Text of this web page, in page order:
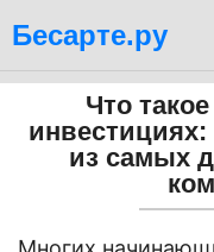
Бесарте.ру
Что
из самых